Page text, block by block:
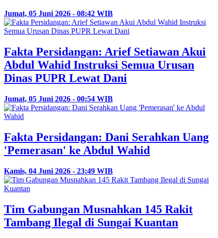
Jumat, 05 Juni 2026 - 08:42 WIB
Fakta Persidangan: Arief Setiawan Akui
Abdul Wahid Instruksi Semua Urusan
Dinas PUPR Lewat Dani
Jumat, 05 Juni 2026 - 00:54 WIB
Fakta Persidangan: Dani Serahkan Uang
'Pemerasan' ke Abdul Wahid
Kamis, 04 Juni 2026 - 23:49 WIB
Tim Gabungan Musnahkan 145 Rakit
Tambang Ilegal di Sungai Kuantan